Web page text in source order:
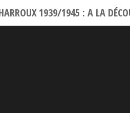
1939/1945 : A LA